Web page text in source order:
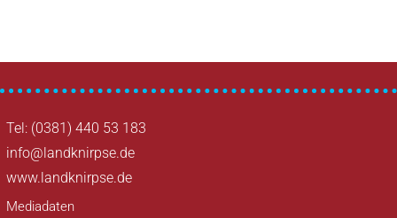
Tel: (0381) 440 53 183
info@landknirpse.de
www.landknirpse.de
Mediadaten